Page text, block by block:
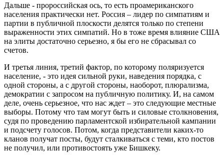
Дальше - пророссийская ось, то есть проамериканского
населения практически нет. Россия – лидер по симпатиям и
партии в публичной плоскости делятся только по степени
выраженности этих симпатий. Но в тоже время влияние США
на элиты достаточно серьезно, я бы его не сбрасывал со
счетов.
И третья линия, третий фактор, по которому поляризуется
население, - это идея сильной руки, наведения порядка, с
одной стороны, а с другой стороны, наоборот, плюрализма,
демократии с запросом на публичную политику. И, на самом
деле, очень серьезное, что нас ждет – это следующие местные
выборы. Потому что там могут быть и силовые столкновения,
судя по проведению парламентской избирательной кампании
и подсчету голосов. Потом, когда представители каких-то
кланов получат посты, будут сталкиваться с теми, кто постов
не получил, или противостоять уже Бишкеку.